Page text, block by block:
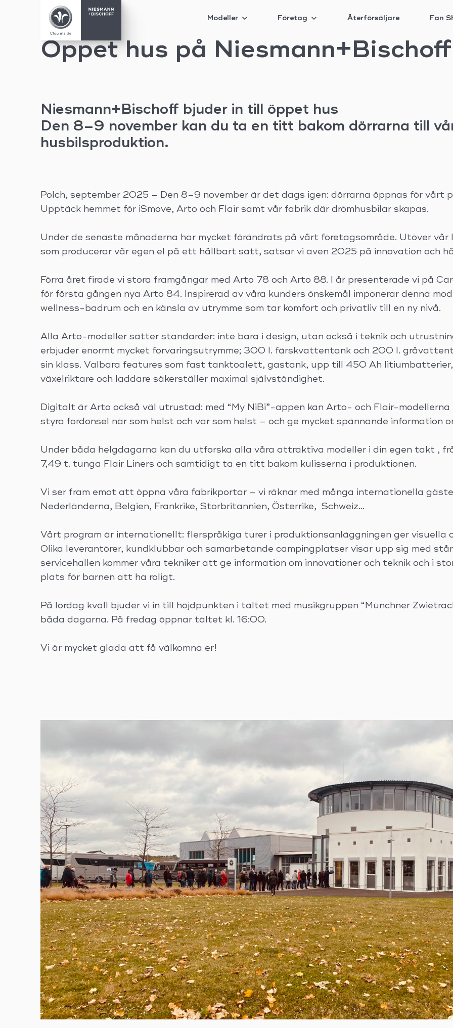
Modeller Företag Återförsäljare Fan
Öppet hus på
Niesmann+Bischoff bjuder in till öppet hus
Den 8–9 november kan du ta en titt bakom dörrarna till
husbilsproduktion.
Polch, september 2025 – Den 8–9 november är det dags igen: dörrarna öppnas för vårt
Upptäck hemmet för iSmove, Arto och Flair samt vår fabrik där drömhusbilar skapas.
Under de senaste månaderna har mycket förändrats på vårt företagsområde. Utöver vår
som producerar vår egen el på ett hållbart sätt, satsar vi även 2025 på innovation och
Förra året firade vi stora framgångar med Arto 78 och Arto 88. I år presenterade vi på
för första gången nya Arto 84. Inspirerad av våra kunders önskemål imponerar denna
wellness-badrum och en känsla av utrymme som tar komfort och privatliv till en ny nivå.
Alla Arto-modeller sätter standarder: inte bara i design, utan också i teknik och
erbjuder enormt mycket förvaringsutrymme; 300 l. färskvattentank och 200 l.
sin klass. Valbara features som fast tanktoalett, gastank, upp till 450 Ah
växelriktare och laddare säkerställer maximal självständighet.
Digitalt är Arto också väl utrustad: med “My NiBi”-appen kan Arto- och Flair-
styra fordonsel när som helst och var som helst – och ge mycket spännande information
Under båda helgdagarna kan du utforska alla våra attraktiva modeller i din egen takt ,
7,49 t. tunga Flair Liners och samtidigt ta en titt bakom kulisserna i produktionen.
Vi ser fram emot att öppna våra fabrikportar – vi räknar med många internationella
Nederländerna, Belgien, Frankrike, Storbritannien, Österrike, Schweiz…
Vårt program är internationellt: flerspråkiga turer i produktionsanläggningen ger visuella
Olika leverantörer, kundklubbar och samarbetande campingplatser visar upp sig med
servicehallen kommer våra tekniker att ge information om innovationer och teknik och i
plats för barnen att ha roligt.
På lördag kväll bjuder vi in till höjdpunkten i tältet med musikgruppen “Münchner
båda dagarna. På fredag öppnar tältet kl. 16:00.
Vi är mycket glada att få välkomna er!